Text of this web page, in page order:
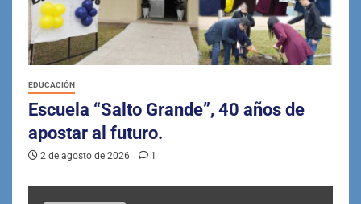
EDUCACIÓN
Escuela “Salto Grande”, 40 años de
apostar al futuro.
2 de agosto de 2026 1